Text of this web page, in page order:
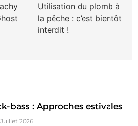
Utilisation du plomb à
la pêche : c’est bientôt
interdit !
bass : Approches estivales
2026